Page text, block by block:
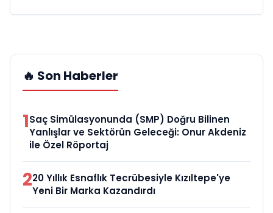
🔥 Son Haberler
1Saç Simülasyonunda (SMP) Doğru Bilinen
Yanlışlar ve Sektörün Geleceği: Onur Akdeniz
ile Özel Röportaj
220 Yıllık Esnaflık Tecrübesiyle Kızıltepe'ye
Yeni Bir Marka Kazandırdı